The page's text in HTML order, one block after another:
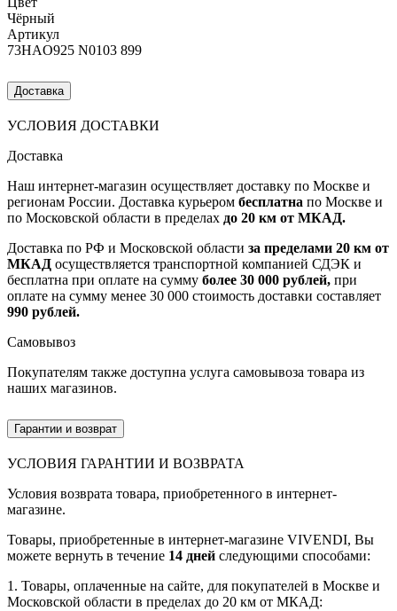
Чёрный
Артикул
73HAO925 N0103 899
Доставка
УСЛОВИЯ ДОСТАВКИ
Доставка
Наш интернет-магазин осуществляет доставку по Москве и
регионам России. Доставка курьером бесплатна по Москве и
по Московской области в пределах до 20 км от МКАД.
Доставка по РФ и Московской области за пределами 20 км от
МКАД осуществляется транспортной компанией СДЭК и
бесплатна при оплате на сумму более 30 000 рублей, при
оплате на сумму менее 30 000 стоимость доставки составляет
990 рублей.
Самовывоз
Покупателям также доступна услуга самовывоза товара из
наших магазинов.
Гарантии и возврат
УСЛОВИЯ ГАРАНТИИ И ВОЗВРАТА
Условия возврата товара, приобретенного в интернет-
магазине.
Товары, приобретенные в интернет-магазине VIVENDI, Вы
можете вернуть в течение 14 дней следующими способами:
1. Товары, оплаченные на сайте, для покупателей в Москве и
Московской области в пределах до 20 км от МКАД: